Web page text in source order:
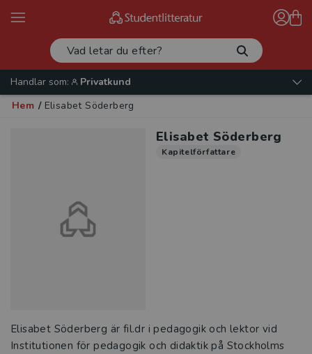
Handlar som:
Privatkund
Hem / Elisabet Söderberg
Elisabet Söderberg
Kapitelförfattare
Elisabet Söderberg är fil.dr i pedagogik och lektor vid
Institutionen för pedagogik och didaktik på Stockholms